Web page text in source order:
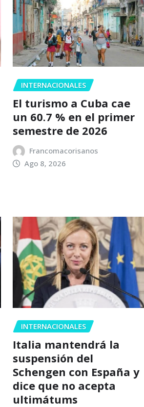
INTERNACIONALES
El turismo a Cuba cae
un 60.7 % en el primer
semestre de 2026
Francomacorisanos
Ago 8, 2026
INTERNACIONALES
Italia mantendrá la
suspensión del
Schengen con España y
dice que no acepta
ultimátums